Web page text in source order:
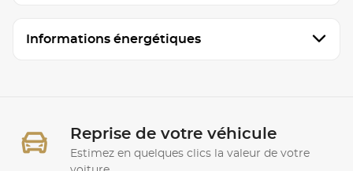
Informations énergétiques
Reprise de votre véhicule
Estimez en quelques clics la valeur de votre